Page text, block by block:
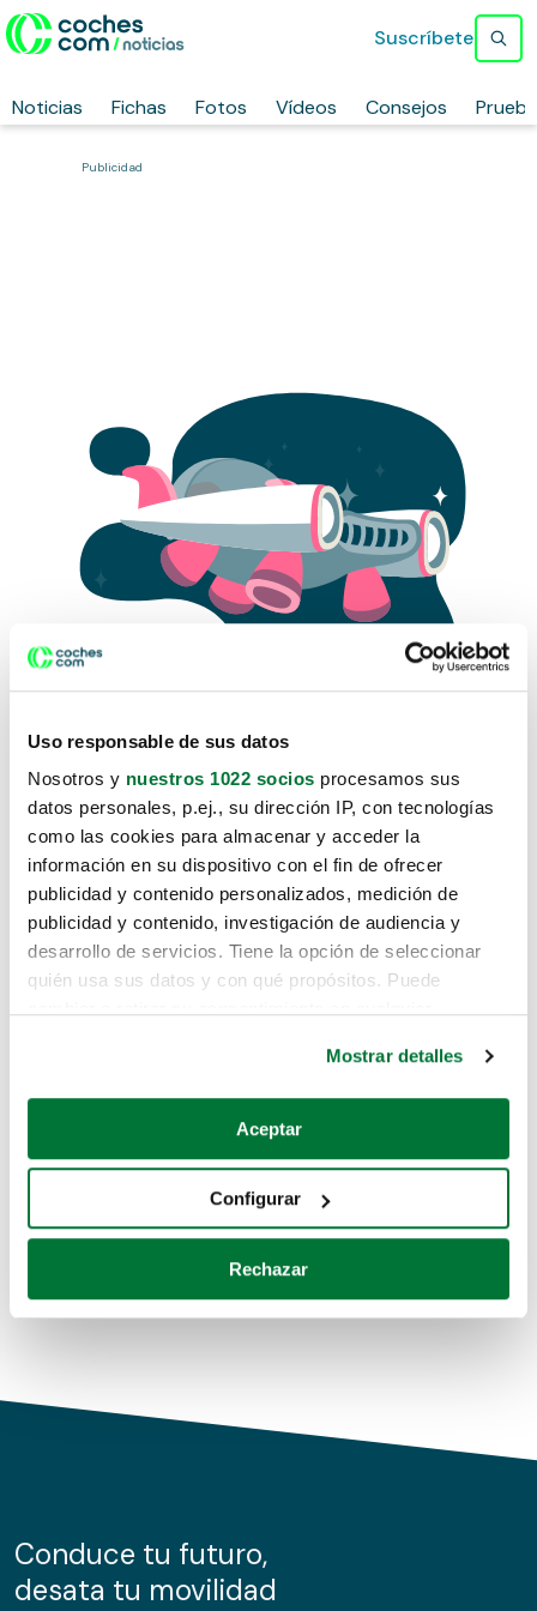
Uso responsable de sus datos
Nosotros y nuestros 1022 socios procesamos sus
datos personales, p.ej., su dirección IP, con tecnologías
como las cookies para almacenar y acceder la
información en su dispositivo con el fin de ofrecer
publicidad y contenido personalizados, medición de
publicidad y contenido, investigación de audiencia y
desarrollo de servicios. Tiene la opción de seleccionar
quién usa sus datos y con qué propósitos. Puede
Si lo permite, también quisiéramos:
Recopilar información sobre su ubicación geográfica
Identificar su dispositivo analizándolo activamente
para buscar características específicas (huellas
Obtenga más información sobre cómo se procesan sus
de cookies.
información sobre el uso que haga del sitio web con
nuestros partners de redes sociales, publicidad y análisis
Mostrar detalles
Aceptar
Configurar
Rechazar
Noticias Fichas Fotos Vídeos Consejos
Suscríbete
Publicidad
Lo sentimos, no sabemos como
te hemos traido hasta aquí.
Pero puedes encontrar el coche que estás
buscando en alguno de estos enlaces:
Coches de segunda mano
Coches de km0
Conduce tu futuro,
desata tu movilidad